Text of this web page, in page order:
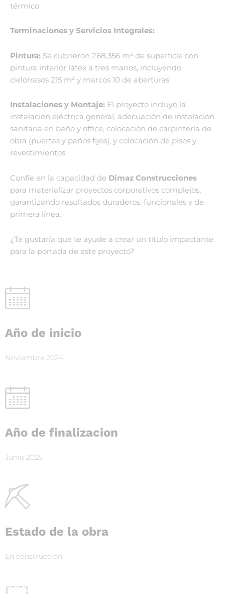
térmico.
Terminaciones y Servicios Integrales:
Pintura: Se cubrieron 268,356 m² de superficie con
pintura interior látex a tres manos, incluyendo
cielorrasos 215 m² y marcos 10 de aberturas
Instalaciones y Montaje: El proyecto incluyó la
instalación eléctrica general, adecuación de instalación
sanitaria en baño y office, colocación de carpintería de
obra (puertas y paños fijos), y colocación de pisos y
revestimientos.
Confíe en la capacidad de Dimaz Construcciones
para materializar proyectos corporativos complejos,
garantizando resultados duraderos, funcionales y de
primera línea.
¿Te gustaría que te ayude a crear un título impactante
para la portada de este proyecto?
Año de inicio
Noviembre 2024
Año de finalizacion
Junio 2025
Estado de la obra
En construcción